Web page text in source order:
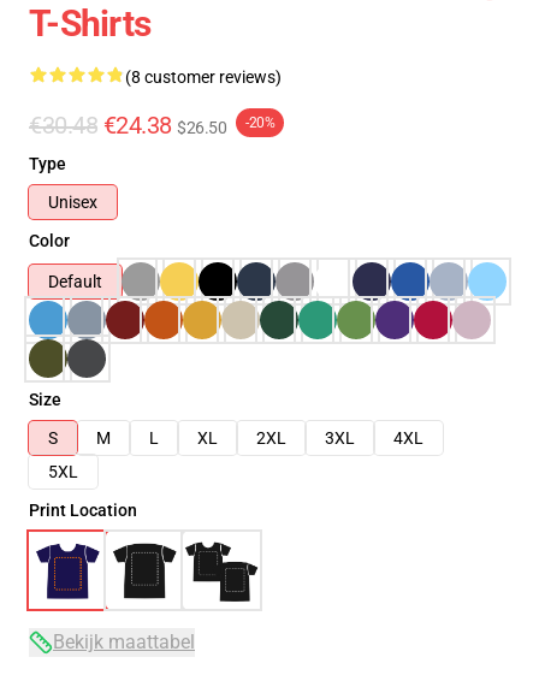
T-Shirts
(8 customer reviews)
€30.48 €24.38 $26.50 -20%
Type
Unisex
Color
Default
Size
S
M L XL 2XL 3XL
4XL
5XL
Print Location
Bekijk maattabel